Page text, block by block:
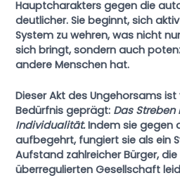
Hauptcharakters gegen die
deutlicher. Sie beginnt, sich
System zu wehren, was nicht
sich bringt, sondern auch
andere Menschen hat.
Dieser Akt des Ungehorsams
Bedürfnis geprägt: Das Streben
Individualität.Indem sie gegen
aufbegehrt, fungiert sie als ein
Aufstand zahlreicher Bürger,
überregulierten Gesellschaft